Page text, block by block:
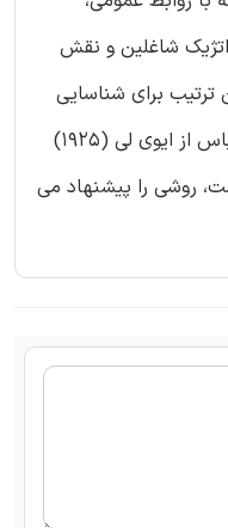
شاغلین و نقش
برای شناسایی
آن چه که روابط عمومی است و اقتباس از ایوی لی (1925)
روشی را پیشنهاد می